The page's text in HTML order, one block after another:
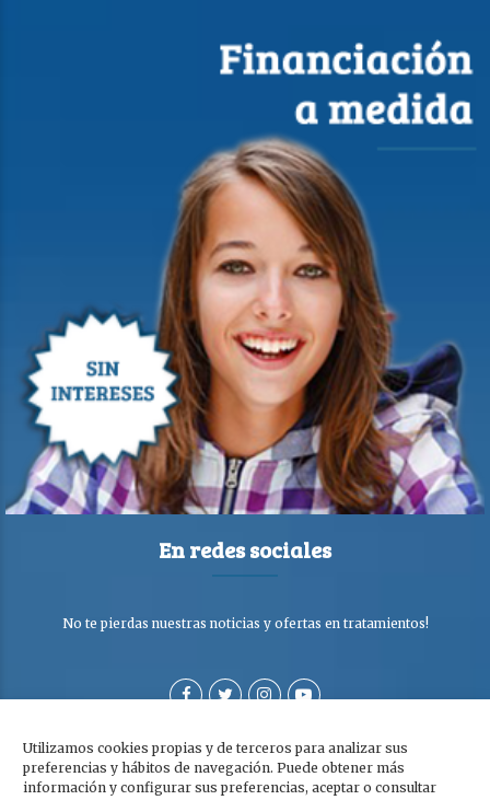
Utilizamos cookies propias y de terceros para analizar sus
preferencias y hábitos de navegación. Puede obtener más
información y configurar sus preferencias, aceptar o consultar
En redes sociales
No te pierdas nuestras noticias y ofertas en tratamientos!